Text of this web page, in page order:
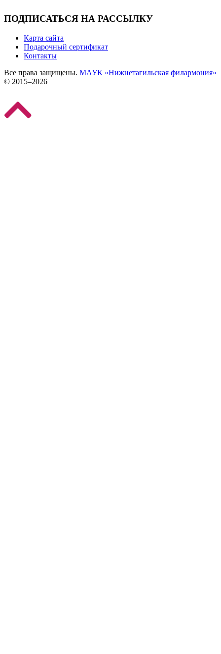
ПОДПИСАТЬСЯ НА РАССЫЛКУ
Карта сайта
Подарочный сертификат
Контакты
Все права защищены. МАУК «Нижнетагильская филармония»
© 2015–2026